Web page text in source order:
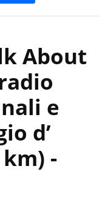
About
e
d’
-